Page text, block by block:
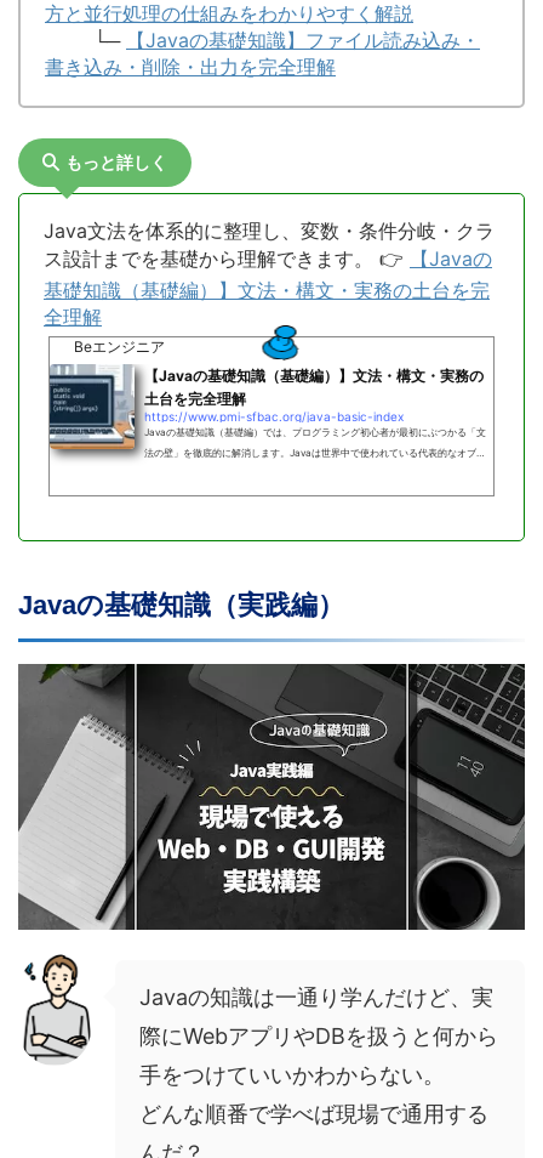
方と並行処理の仕組みをわかりやすく解説
└─
【Javaの基礎知識】ファイル読み込み・
書き込み・削除・出力を完全理解
もっと詳しく
Java文法を体系的に整理し、変数・条件分岐・クラ
ス設計までを基礎から理解できます。 👉
【Javaの
基礎知識（基礎編）】文法・構文・実務の土台を完
全理解
Beエンジニア
【Javaの基礎知識（基礎編）】文法・構文・実務の
土台を完全理解
https://www.pmi-sfbac.org/java-basic-index
Javaの基礎知識（基礎編）では、プログラミング初心者が最初にぶつかる「文
法の壁」を徹底的に解消します。Javaは世界中で使われている代表的なオブジ
出発点となります。本シリーズでは、JDKとEclipseの導入から始まり、変数・
Javaの基礎知識（実践編）
Javaの知識は一通り学んだけど、実
際にWebアプリやDBを扱うと何から
手をつけていいかわからない。
どんな順番で学べば現場で通用する
んだ？